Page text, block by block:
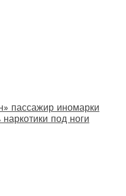
пассажир иномарки
под ноги